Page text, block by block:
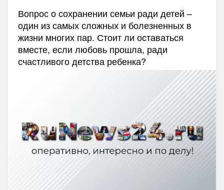
Вопрос о сохранении семьи ради детей –
один из самых сложных и болезненных в
жизни многих пар. Стоит ли оставаться
вместе, если любовь прошла, ради
счастливого детства ребенка?